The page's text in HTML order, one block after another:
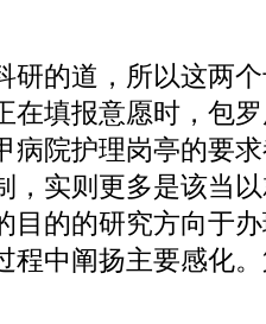
的道，所以这两个
在填报意愿时，包
病院护理岗亭的要
，实则更多是该当
目的的研究方向于
程中阐扬主要感化